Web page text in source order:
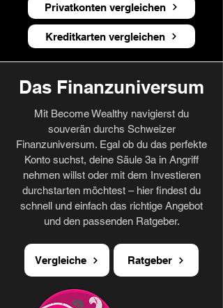
Privatkonten vergleichen
Kreditkarten vergleichen
Das Finanzuniversum
Mit Become Wealthy navigierst du
souverän durchs Schweizer
Finanzuniversum. Egal ob du das perfekte
Konto suchst, deine Säule 3a in Angriff
nehmen willst oder mit dem Investieren
durchstarten möchtest – hier findest du
schnell und einfach das richtige Angebot
und den passenden Ratgeber.
Vergleiche Ratgeber